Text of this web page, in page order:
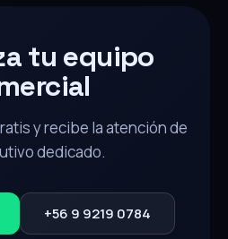
tu equipo
y recibe la atención de
dedicado.
+56 9 9219 0784